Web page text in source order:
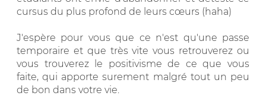
cursus du plus profond de leurs cœurs (haha)
J'espère pour vous que ce n'est qu'une passe
temporaire et que très vite vous retrouverez ou
vous trouverez le positivisme de ce que vous
faite, qui apporte surement malgré tout un peu
de bon dans votre vie.